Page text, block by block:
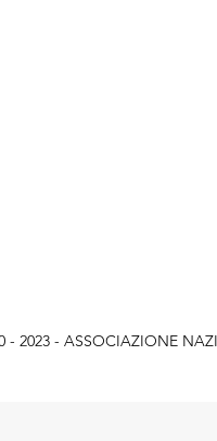
- 2023 - ASSOCIAZIONE